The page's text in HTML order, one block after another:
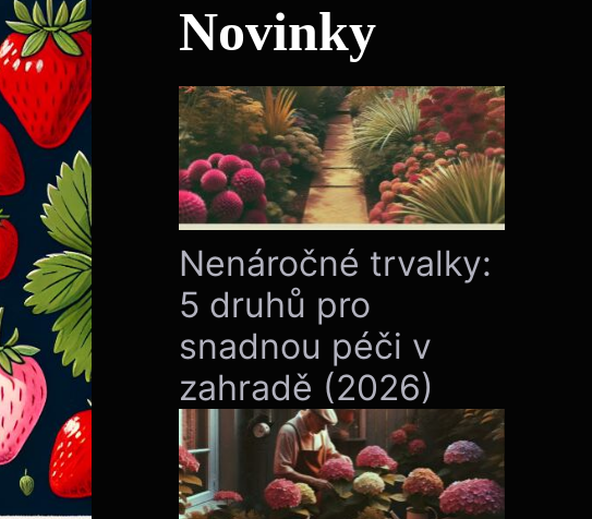
Novinky
Nenáročné trvalky:
5 druhů pro
snadnou péči v
zahradě (2026)